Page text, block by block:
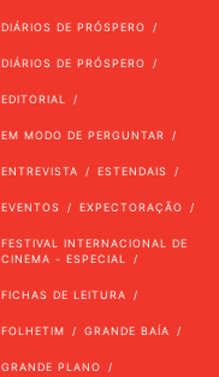
DIÁRIOS DE PRÓSPERO
DIÁRIOS DE PRÓSPERO
EDITORIAL
EM MODO DE PERGUNTAR
ENTREVISTA ESTENDAIS
EVENTOS EXPECTORAÇÃO
FESTIVAL INTERNACIONAL DE
CINEMA - ESPECIAL
FICHAS DE LEITURA
FOLHETIM GRANDE BAÍA
GRANDE PLANO